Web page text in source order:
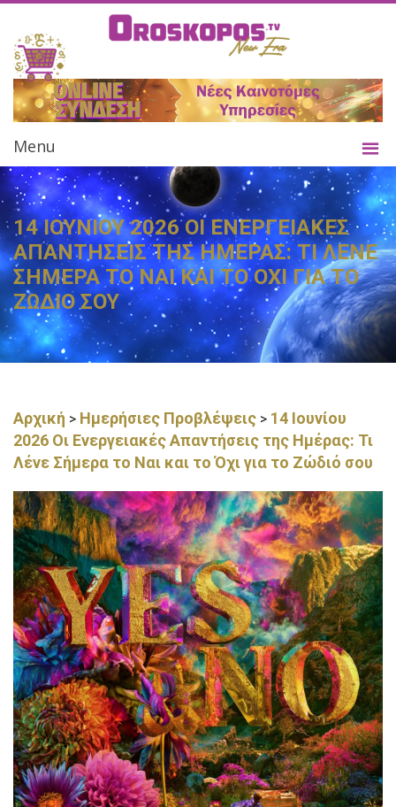
Menu
14 ΙΟΥΝΙΟΥ 2026 ΟΙ ΕΝΕΡΓΕΙΑΚΕΣ
ΑΠΑΝΤΗΣΕΙΣ ΤΗΣ ΗΜΕΡΑΣ: ΤΙ ΛΕΝΕ
ΣΗΜΕΡΑ ΤΟ ΝΑΙ ΚΑΙ ΤΟ ΟΧΙ ΓΙΑ ΤΟ
ΖΩΔΙΟ ΣΟΥ
Αρχική > Ημερήσιες Προβλέψεις > 14 Ιουνίου
2026 Οι Ενεργειακές Απαντήσεις της Ημέρας: Τι
Λένε Σήμερα το Ναι και το Όχι για το Ζώδιό σου